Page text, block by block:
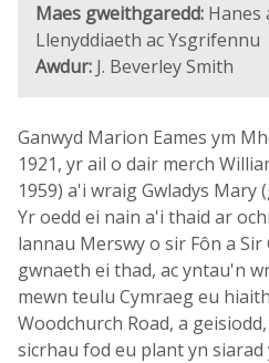
Maes gweithgaredd: Hanes
Llenyddiaeth ac Ysgrifennu
Awdur: J. Beverley Smith
Ganwyd Marion Eames ym
1921, yr ail o dair merch
1959) a'i wraig Gwladys Mary
Yr oedd ei nain a'i thaid ar
lannau Merswy o sir Fôn a
gwnaeth ei thad, ac yntau'n
mewn teulu Cymraeg eu
Woodchurch Road, a
sicrhau fod eu plant yn